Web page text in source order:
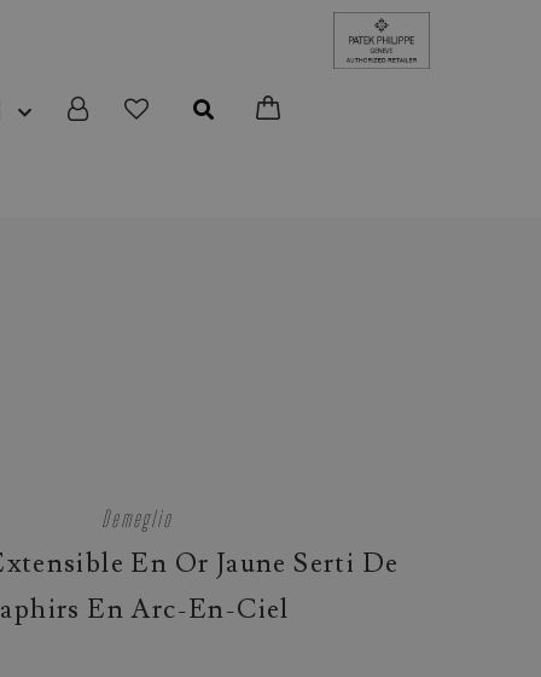
Demeglio
En Or Jaune Serti De
En Arc-En-Ciel